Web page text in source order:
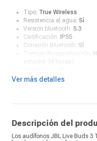
Tipo: True Wireless
Resistencia al agua: Sí
Versión bluetooth: 5.3
Certificación:
IP55
Conexión Bluetooth: Sí
Conexión Auxiliar:
Controles:Música y
Estuche con carga
Driver: 10 mm
Sensibilidad:100 dB
Ver más detalles
Descripción del
Los audífonos JBL Live Buds 3